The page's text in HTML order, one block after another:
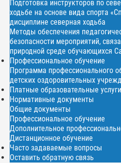
Подготовка инструкторов по
ходьбе на основе вида спорта
дисциплине северная ходьба
Методы обеспечения
безопасности мероприятий,
природной среде обучающихся
Профессиональное обучение
Программа профессионального
детских оздоровительных
Платные образовательные услуги
Нормативные документы
Общие документы
Профессиональное обучение
Дополнительное
Дистанционное обучение
Часто задаваемые вопросы
Оставить обратную связь